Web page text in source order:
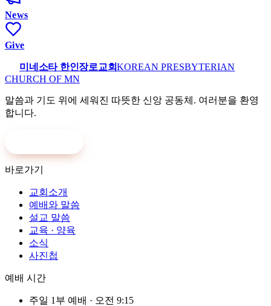
News
Give
미네소타 한인장로교회KOREAN PRESBYTERIAN
CHURCH OF MN
말씀과 기도 위에 세워진 따뜻한 신앙 공동체. 여러분을 환영
합니다.
바로가기
교회소개
예배와 말씀
설교 말씀
교육 · 양육
소식
사진첩
예배 시간
주일 1부 예배 · 오전 9:15